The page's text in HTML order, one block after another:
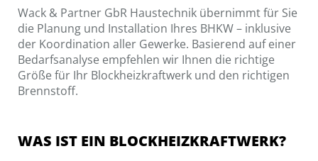
Wack & Partner GbR Haustechnik übernimmt für Sie
die Planung und Installation Ihres BHKW – inklusive
der Koordination aller Gewerke. Basierend auf einer
Bedarfsanalyse empfehlen wir Ihnen die richtige
Größe für Ihr Blockheizkraftwerk und den richtigen
Brennstoff.
WAS IST EIN BLOCKHEIZKRAFTWERK?